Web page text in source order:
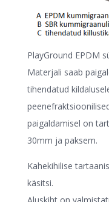
PlayGround EPDM
Materjali saab
tihendatud
paigaldamisel on
30mm ja paksem.
Kahekihilise
käsitsi.
Aluskiht on